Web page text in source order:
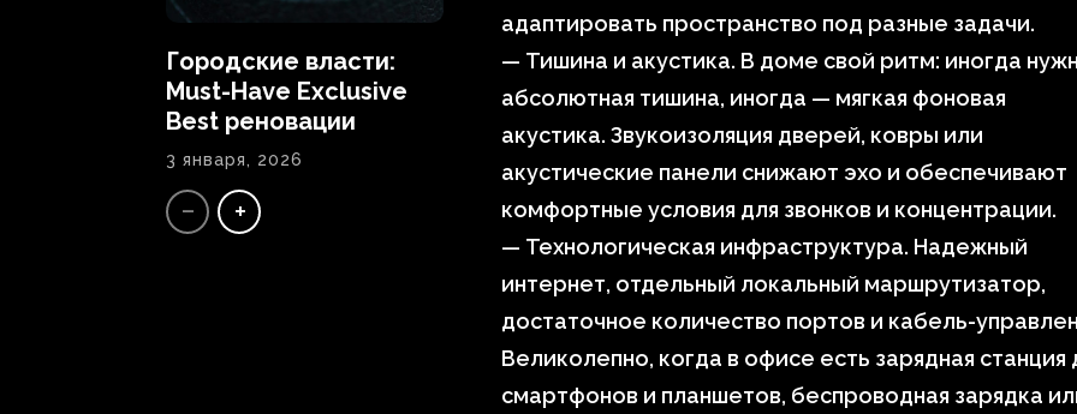
Городские власти:
Must-Have Exclusive
Best реновации
3 января, 2026
адаптировать пространство под разные задачи.
— Тишина и акустика. В доме свой ритм: иногда
абсолютная тишина, иногда — мягкая фоновая
акустика. Звукоизоляция дверей, ковры или
акустические панели снижают эхо и обеспечивают
комфортные условия для звонков и концентрации.
— Технологическая инфраструктура. Надежный
интернет, отдельный локальный маршрутизатор,
достаточное количество портов и кабель-
Великолепно, когда в офисе есть зарядная станция
смартфонов и планшетов, беспроводная зарядка